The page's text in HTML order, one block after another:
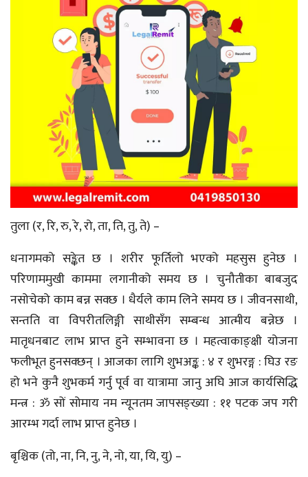
तुला (र, रि, रु, रे, रो, ता, ति, तु, ते) –
धनागमको सङ्केत छ । शरीर फूर्तिलो भएको महसुस हुनेछ ।
परिणाममुखी काममा लगानीको समय छ । चुनौतीका बाबजुद
नसोचेको काम बन्न सक्छ । धैर्यले काम लिने समय छ । जीवनसाथी,
सन्तति वा विपरीतलिङ्गी साथीसँग सम्बन्ध आत्मीय बन्नेछ ।
मातृधनबाट लाभ प्राप्त हुने सम्भावना छ । महत्वाकाङ्क्षी योजना
फलीभूत हुनसक्छन् । आजका लागि शुभअङ्क : ४ र शुभरङ्ग : घिउ रङ
हो भने कुनै शुभकर्म गर्नु पूर्व वा यात्रामा जानु अघि आज कार्यसिद्धि
मन्त्र : ॐ सों सोमाय नम न्यूनतम जापसङ्ख्या : ११ पटक जप गरी
आरम्भ गर्दा लाभ प्राप्त हुनेछ ।
बृश्चिक (तो, ना, नि, नु, ने, नो, या, यि, यु) –